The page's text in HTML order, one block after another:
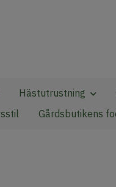
Hästutrustning
Gårdsbutikens